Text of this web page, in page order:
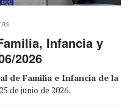
Infancia y
2026
de Familia e Infancia de la
de junio de 2026.